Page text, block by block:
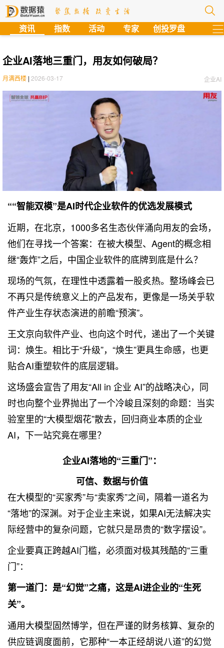
资讯 指数 活动 专家 创投罗盘
企业AI落地三重门，用友如何破局？
企业AI
月满西楼 | 2026-03-17
““智能双模”是AI时代企业软件的优选发展模式
近期，在北京，1000多名生态伙伴涌向用友的会场，
他们在寻找一个答案：在被大模型、Agent的概念相
继“轰炸”之后，中国企业软件的底牌到底是什么？
现场的气氛，在理性中透露着一股炙热。整场峰会已
不再只是传统意义上的产品发布，更像是一场关乎软
件产业生存状态演进的前瞻“预演”。
王文京向软件产业、也向这个时代，递出了一个关键
词：焕生。相比于“升级”，“焕生”更具生命感，也更
贴合AI重塑软件的底层逻辑。
这场盛会宣告了用友“All in 企业 AI”的战略决心，同
时也向整个业界抛出了一个冷峻且深刻的命题：当实
验室里的“大模型烟花”散去，回归商业本质的企业
AI，下一站究竟在哪里？
企业AI落地的“三重门”：
可信、数据与价值
在大模型的“买家秀”与“卖家秀”之间，隔着一道名为
“落地”的深渊。对于企业主来说，如果AI无法解决实
际经营中的复杂问题，它就只是昂贵的“数字摆设”。
企业要真正跨越AI门槛，必须面对极其残酷的“三重
门”：
第一道门：是“幻觉”之痛，这是AI进企业的“生死
关”。
通用大模型固然博学，但在严谨的财务核算、复杂的
供应链调度面前，它那种“一本正经胡说八道”的幻觉